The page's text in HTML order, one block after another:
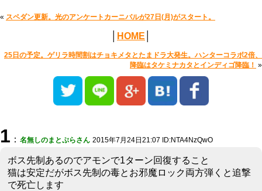
« スペダン更新。光のアンケートカーニバルが27日(月)がスタート。
HOME
25日の予定。ゲリラ時間割はチョキメタとたまドラ大発生。ハンターコラボ2倍、
降臨はタケミナカタとインディゴ降臨！ »
1 ： 名無しのまとぷらさん 2015年7月24日21:07 ID:NTA4NzQwO
ボス先制あるのでアモンで1ターン回復すること
猫は安定だがボス先制の毒とお邪魔ロック両方弾くと追撃
で死亡します